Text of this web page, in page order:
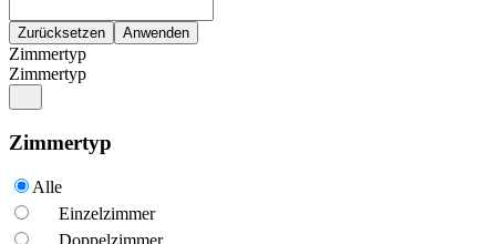
Zimmertyp
Zimmertyp
Zimmertyp
Alle
Einzelzimmer